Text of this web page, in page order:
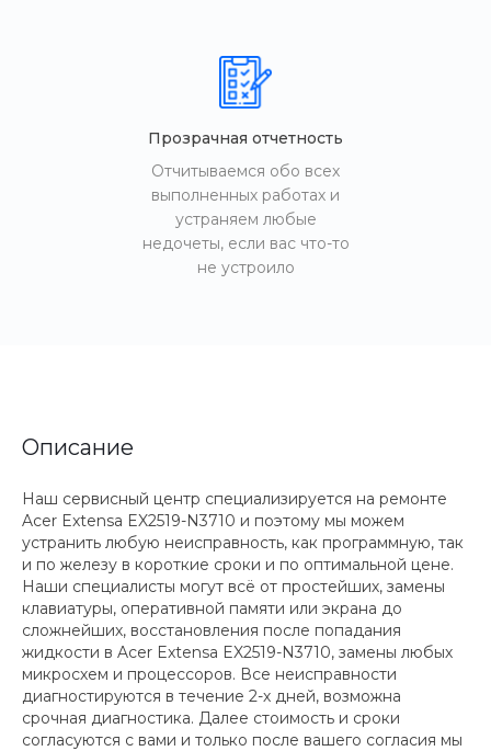
Прозрачная отчетность
Отчитываемся обо всех
выполненных работах и
устраняем любые
недочеты, если вас что-то
не устроило
Описание
Наш сервисный центр специализируется на ремонте
Acer Extensa EX2519-N3710 и поэтому мы можем
устранить любую неисправность, как программную, так
и по железу в короткие сроки и по оптимальной цене.
Наши специалисты могут всё от простейших, замены
клавиатуры, оперативной памяти или экрана до
сложнейших, восстановления после попадания
жидкости в Acer Extensa EX2519-N3710, замены любых
микросхем и процессоров. Все неисправности
диагностируются в течение 2-х дней, возможна
срочная диагностика. Далее стоимость и сроки
согласуются с вами и только после вашего согласия мы